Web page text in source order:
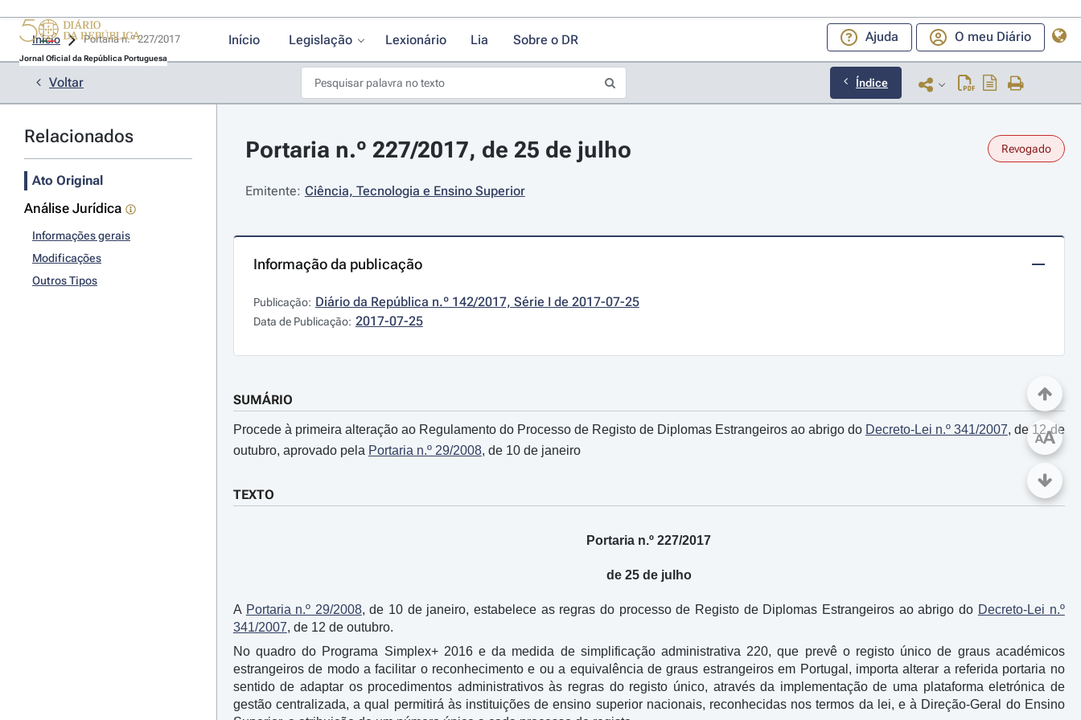
Jornal Oficial da República Portuguesa
Início Legislação Lexionário Lia Sobre o DR Ajuda O meu Diário
Início
Voltar Índice
Relacionados
Ato Original
Análise Jurídica
Informações gerais
Modificações
Outros Tipos
Portaria n.º 227/2017, de 25 de julho Revogado
Emitente: Ciência, Tecnologia e Ensino Superior
Informação da publicação
Publicação: Diário da República n.º 142/2017, Série I de 2017-07-25
Data de Publicação: 2017-07-25
SUMÁRIO
Procede à primeira alteração ao Regulamento do Processo de Registo de Diplomas Estrangeiros ao abrigo do Decreto-Lei n.º 341/2007, de 12 de
outubro, aprovado pela Portaria n.º 29/2008, de 10 de janeiro
TEXTO
Portaria n.º 227/2017
de 25 de julho
A Portaria n.º 29/2008, de 10 de janeiro, estabelece as regras do processo de Registo de Diplomas Estrangeiros ao abrigo do Decreto-Lei n.º
341/2007, de 12 de outubro.
No quadro do Programa Simplex+ 2016 e da medida de simplificação administrativa 220, que prevê o registo único de graus académicos
estrangeiros de modo a facilitar o reconhecimento e ou a equivalência de graus estrangeiros em Portugal, importa alterar a referida portaria no
sentido de adaptar os procedimentos administrativos às regras do registo único, através da implementação de uma plataforma eletrónica de
gestão centralizada, a qual permitirá às instituições de ensino superior nacionais, reconhecidas nos termos da lei, e à Direção-Geral do Ensino
AA